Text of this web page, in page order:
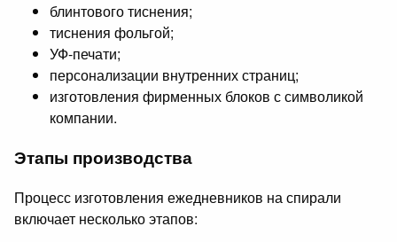
блинтового тиснения;
тиснения фольгой;
УФ-печати;
персонализации внутренних страниц;
изготовления фирменных блоков с символикой
компании.
Этапы производства
Процесс изготовления ежедневников на спирали
включает несколько этапов: